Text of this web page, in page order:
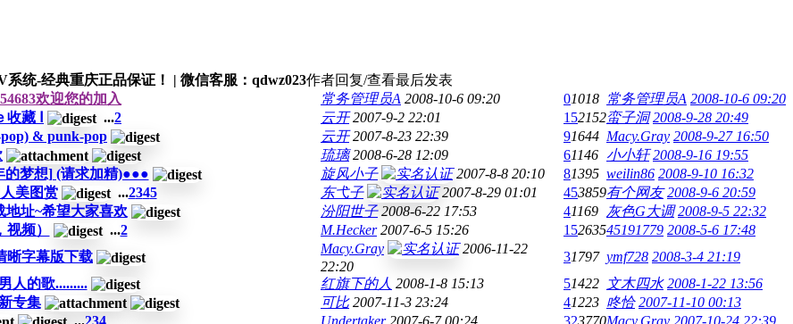
统-经典重庆正品保证！ | 微信客服：qdwz023作者回复/查看最后发表
欢迎您的加入
常务管理员A 2008-10-6 09:20 01018 常务管理员A 2008-10-6 09:20
藏 Ⅰ
...2 云开 2007-9-2 22:01 152152蛮子洞 2008-9-28 20:49
& punk-pop
云开 2007-8-23 22:39 91644 Macy.Gray 2008-9-27 16:50
琉璃 2008-6-28 12:09 61146 小小轩 2008-9-16 19:55
的梦想] (请求加精)●●●
旋风小子 2007-8-8 20:10 81395 weilin86 2008-9-10 16:32
美图赏
...2345 东弋子 2007-8-29 01:01 453859有个网友 2008-9-6 20:59
址~希望大家喜欢
汾阳世子 2008-6-22 17:53 41169 灰色G大调 2008-9-5 22:32
频）
...2 M.Hecker 2007-6-5 15:26 15263545191779 2008-5-6 17:48
晰字幕版下载
Macy.Gray
2006-11-22
22:20
31797 ymf728 2008-3-4 21:19
人的歌.........
红旗下的人 2008-1-8 15:13 51422 文木四水 2008-1-22 13:56
专集
可比 2007-11-3 23:24 41223 咚恰 2007-11-10 00:13
...234 Undertaker 2007-6-7 00:24 323770Macy.Gray 2007-10-24 22:39